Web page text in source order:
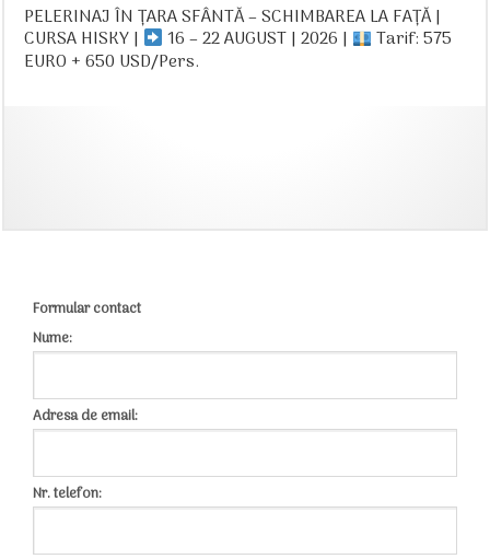
PELERINAJ ÎN ȚARA SFÂNTĂ – SCHIMBAREA LA FAȚĂ |
CURSA HISKY | 16 – 22 AUGUST | 2026 | Tarif: 575
EURO + 650 USD/Pers.
Formular contact
Nume:
Adresa de email:
Nr. telefon: